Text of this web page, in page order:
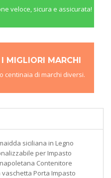
veloce, sicura e assicurata!
MIGLIORI MARCHI
centinaia di marchi diversi.
siciliana in Legno
per Impasto
Contenitore
vaschetta Porta Impasto